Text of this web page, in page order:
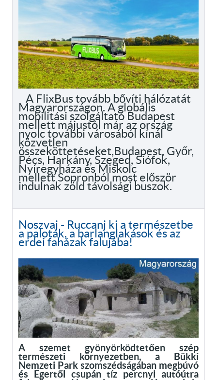
A FlixBus tovább bővíti hálózatát
Magyarországon. A globális
mobilitási szolgáltató Budapest
mellett májustól már az ország
nyolc további városából kínál
közvetlen
összeköttetéseket,Budapest, Győr,
Pécs, Harkány, Szeged, Siófok,
Nyíregyháza és Miskolc
mellett Sopronból most először
indulnak zöld távolsági buszok.
Noszvaj - Ruccanj ki a természetbe
a paloták, a barlanglakások és az
erdei faházak falujába!
A szemet gyönyörködtetően szép
természeti környezetben, a Bükki
Nemzeti Park szomszédságában megbúvó
és Egertől csupán tíz percnyi autóútra